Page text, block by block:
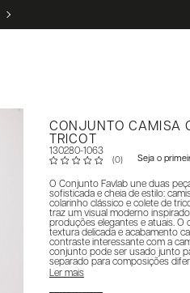
CONJUNTO CAMISA
TRICOT
130280-1063
(0) Seja o
O Conjunto Favlab une duas
sofisticada e cheia de estilo:
colarinho clássico e colete de
traz um visual moderno
produções elegantes e atuais. O
textura delicada e acabamento
contraste interessante com a
conjunto pode ser usado junto
separado para composições
Ler mais